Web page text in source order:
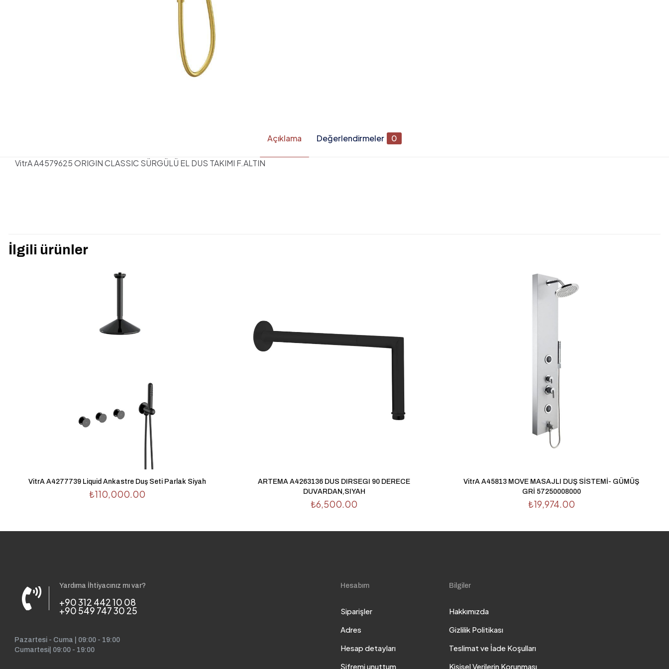
Açıklama Değerlendirmeler 0
VitrA A4579625 ORIGIN CLASSIC SÜRGÜLÜ EL DUS TAKIMI F.ALTIN
İsim
tarayıcıya kaydedilsin.
İlgili ürünler
VitrA A4277739 Liquid Ankastre Duş Seti Parlak Siyah
₺110,000.00
ARTEMA A4263136 DUS DIRSEGI 90 DERECE
DUVARDAN,SIYAH
₺6,500.00
VitrA A45813 MOVE MASAJLI DUŞ SİSTEMİ- GÜMÜŞ
GRİ 57250008000
₺19,974.00
Yardıma İhtiyacınız mı var?
+90 312 442 10 08
+90 549 747 30 25
Pazartesi - Cuma | 09:00 - 19:00
Cumartesi| 09:00 - 19:00
Hesabım
Siparişler
Adres
Hesap detayları
Şifremi unuttum
Bilgiler
Hakkımızda
Gizlilik Politikası
Teslimat ve İade Koşulları
Kişisel Verilerin Korunması